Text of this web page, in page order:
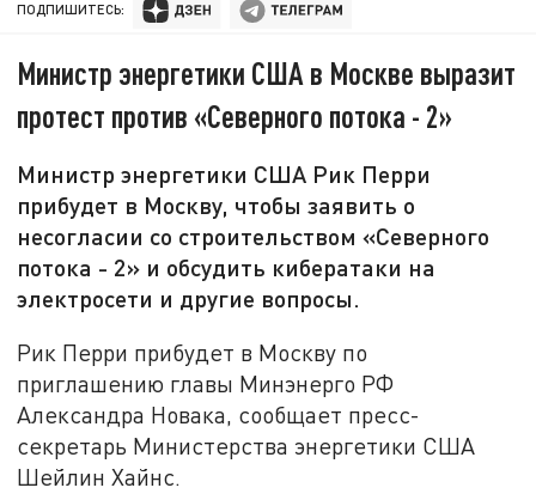
ПОДПИШИТЕСЬ:
Министр энергетики США в Москве выразит
протест против «Северного потока - 2»
Министр энергетики США Рик Перри
прибудет в Москву, чтобы заявить о
несогласии со строительством «Северного
потока - 2» и обсудить кибератаки на
электросети и другие вопросы.
Рик Перри прибудет в Москву по
приглашению главы Минэнерго РФ
Александра Новака, сообщает пресс-
секретарь Министерства энергетики США
Шейлин Хайнс.